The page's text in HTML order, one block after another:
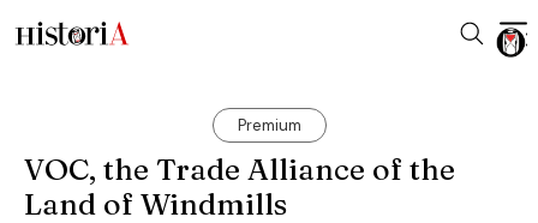
Premium
VOC, the Trade Alliance of the
Land of Windmills